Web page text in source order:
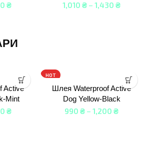
₴ 1,010 ₴ – 1,430 ₴
Active
Mint
₴
HOT
Шлея Waterproof Active
Dog Yellow-Black
990 ₴ – 1,200 ₴